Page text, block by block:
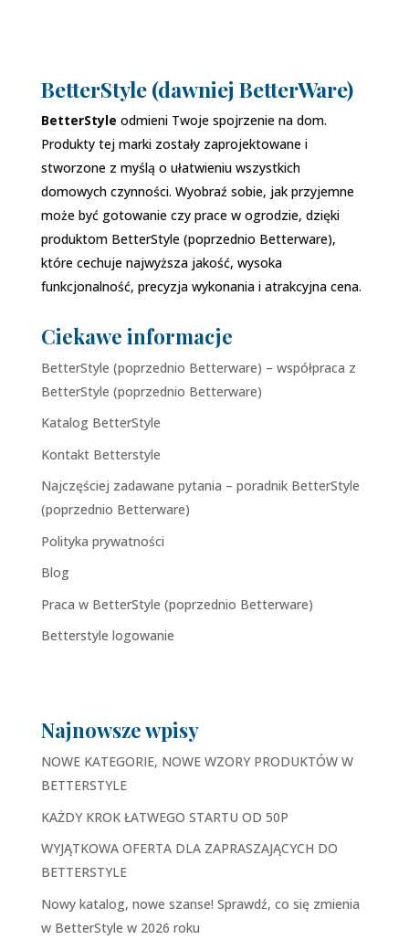
BetterStyle (dawniej BetterWare)
BetterStyle odmieni Twoje spojrzenie na dom.
Produkty tej marki zostały zaprojektowane i
stworzone z myślą o ułatwieniu wszystkich
domowych czynności. Wyobraź sobie, jak przyjemne
może być gotowanie czy prace w ogrodzie, dzięki
produktom BetterStyle (poprzednio Betterware),
które cechuje najwyższa jakość, wysoka
funkcjonalność, precyzja wykonania i atrakcyjna cena.
Ciekawe informacje
BetterStyle (poprzednio Betterware) – współpraca z
BetterStyle (poprzednio Betterware)
Katalog BetterStyle
Kontakt Betterstyle
Najczęściej zadawane pytania – poradnik BetterStyle
(poprzednio Betterware)
Polityka prywatności
Blog
Praca w BetterStyle (poprzednio Betterware)
Betterstyle logowanie
Najnowsze wpisy
NOWE KATEGORIE, NOWE WZORY PRODUKTÓW W
BETTERSTYLE
KAŻDY KROK ŁATWEGO STARTU OD 50P
WYJĄTKOWA OFERTA DLA ZAPRASZAJĄCYCH DO
BETTERSTYLE
Nowy katalog, nowe szanse! Sprawdź, co się zmienia
w BetterStyle w 2026 roku